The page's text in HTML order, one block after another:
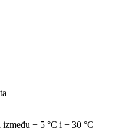
između + 5 °C i + 30 °C